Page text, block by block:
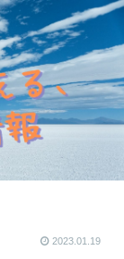
2023.01.19